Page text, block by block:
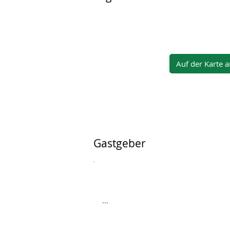
Auf der Karte
Gastgeber
...